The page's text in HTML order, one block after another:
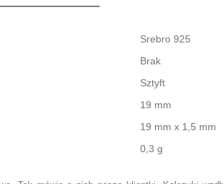
Srebro 925
Brak
Sztyft
19 mm
19 mm x 1,5 mm
0,3 g